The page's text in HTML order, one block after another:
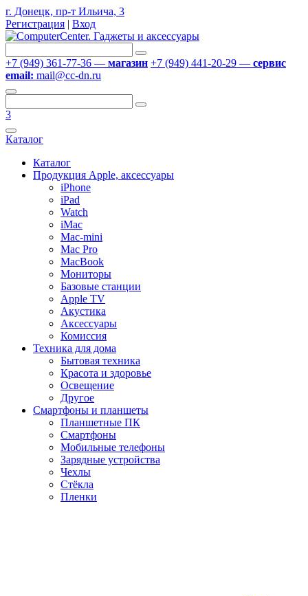
г. Донецк, пр-т Ильича, 3
Регистрация | Вход
+7 (949) 361-77-36 — магазин +7 (949) 441-20-29 — сервис
email: mail@cc-dn.ru
3
Каталог
Каталог
Продукция Apple, аксессуары
iPhone
iPad
Watch
iMac
Mac-mini
Mac Pro
MacBook
Мониторы
Базовые станции
Apple TV
Акустика
Аксессуары
Комиссия
Техника для дома
Бытовая техника
Красота и здоровье
Освещение
Другое
Смартфоны и планшеты
Планшетные ПК
Смартфоны
Мобильные телефоны
Зарядные устройства
Чехлы
Стёкла
Пленки